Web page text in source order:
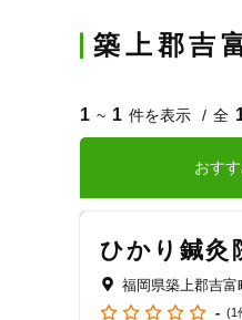
築上郡吉
1 ~ 1 件を表示 全
おす
ひかり鍼灸
福岡県築上郡吉富
- (1